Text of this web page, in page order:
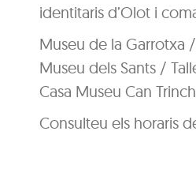
identitaris d’Olot i
Museu de la Garrotxa
Museu dels Sants /
Casa Museu Can
Consulteu els horaris